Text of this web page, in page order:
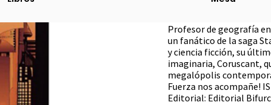
Profesor de geografía
un fanático de la saga
y ciencia ficción, su
imaginaria, Coruscant,
megalópolis
Fuerza nos acompañe!
Editorial: Editorial